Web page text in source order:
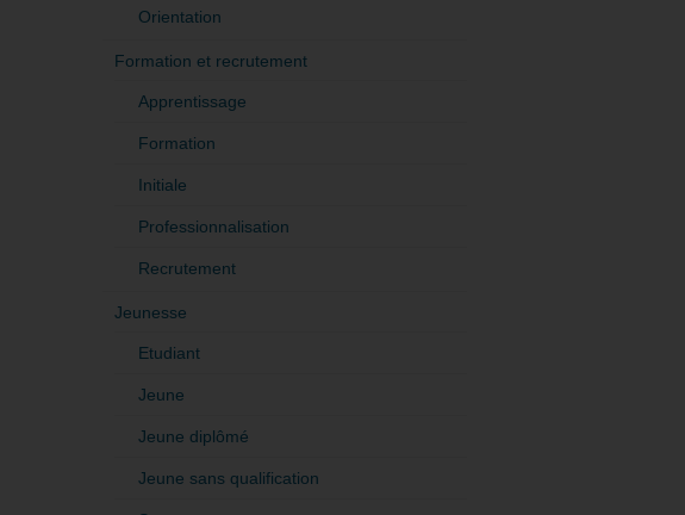
Orientation
Formation et recrutement
Apprentissage
Formation
Initiale
Professionnalisation
Recrutement
Jeunesse
Etudiant
Jeune
Jeune diplômé
Jeune sans qualification